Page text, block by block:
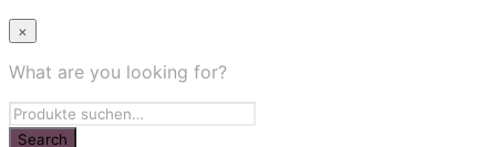
×
What are you looking for?